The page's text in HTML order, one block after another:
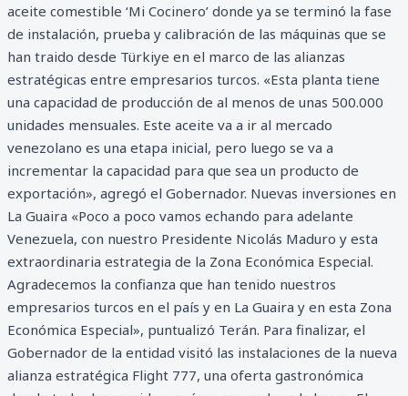
aceite comestible ‘Mi Cocinero’ donde ya se terminó la fase
de instalación, prueba y calibración de las máquinas que se
han traido desde Türkiye en el marco de las alianzas
estratégicas entre empresarios turcos. «Esta planta tiene
una capacidad de producción de al menos de unas 500.000
unidades mensuales. Este aceite va a ir al mercado
venezolano es una etapa inicial, pero luego se va a
incrementar la capacidad para que sea un producto de
exportación», agregó el Gobernador. Nuevas inversiones en
La Guaira «Poco a poco vamos echando para adelante
Venezuela, con nuestro Presidente Nicolás Maduro y esta
extraordinaria estrategia de la Zona Económica Especial.
Agradecemos la confianza que han tenido nuestros
empresarios turcos en el país y en La Guaira y en esta Zona
Económica Especial», puntualizó Terán. Para finalizar, el
Gobernador de la entidad visitó las instalaciones de la nueva
alianza estratégica Flight 777, una oferta gastronómica